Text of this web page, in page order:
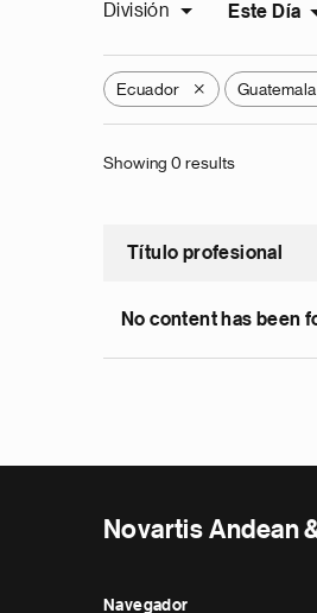
División Este Día
Ecuador X Guatemala
Showing 0 results
Título profesional
No content has been
Novartis Andean
Navegador